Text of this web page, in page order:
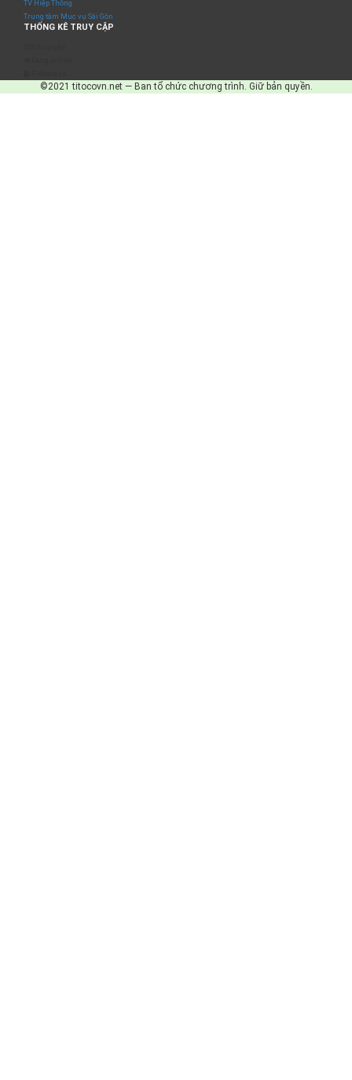
TV Hiệp Thông
Trung tâm Mục vụ Sài Gòn
THỐNG KÊ TRUY CẬP
©2021 titocovn.net — Ban tổ chức chương trình. Giữ bản quyền.